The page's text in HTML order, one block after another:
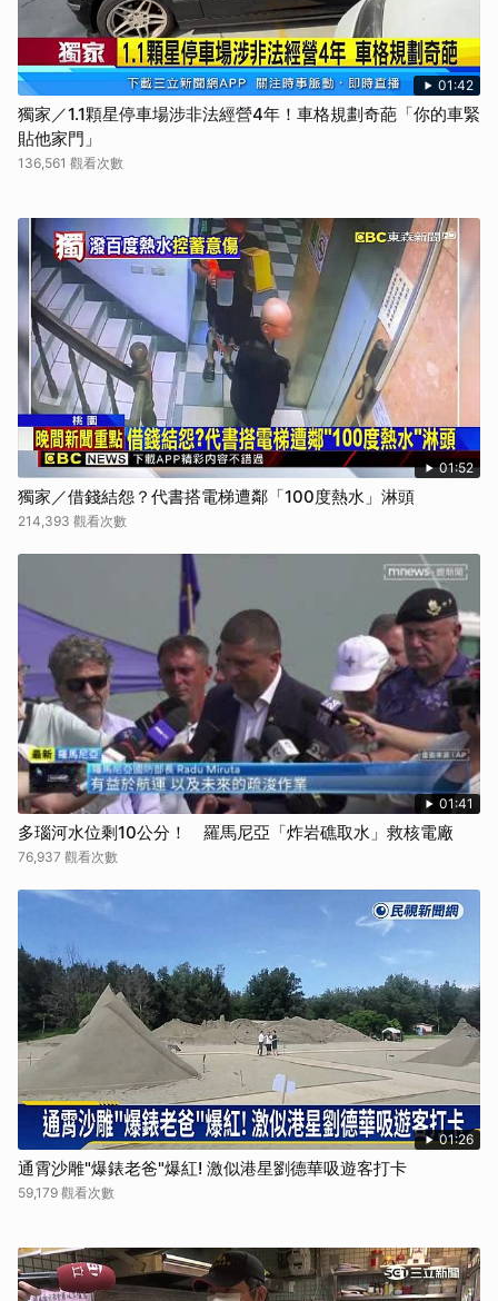
01:42
獨家／1.1顆星停車場涉非法經營4年！車格規劃奇葩「你的車緊
貼他家門」
136,561 觀看次數
01:52
獨家／借錢結怨？代書搭電梯遭鄰「100度熱水」淋頭
214,393 觀看次數
01:41
多瑙河水位剩10公分！ 羅馬尼亞「炸岩礁取水」救核電廠
76,937 觀看次數
01:26
通霄沙雕"爆錶老爸"爆紅! 激似港星劉德華吸遊客打卡
59,179 觀看次數